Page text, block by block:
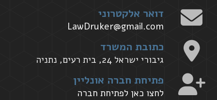
דואר אלקטרוני
LawDruker@gmail.com
כתובת המשרד
גיבורי ישראל 24, בית רעים, נתניה
פתיחת חברה אונליין
לחצו כאן לפתיחת חברה